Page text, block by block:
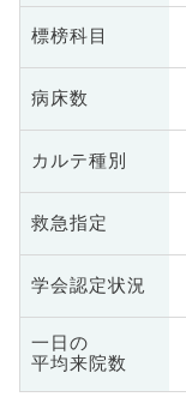
標榜科目
病床数
カルテ種別
救急指定
学会認定状況
一日の
平均来院数